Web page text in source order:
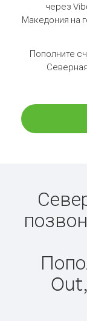
через
Македония на
Пополните